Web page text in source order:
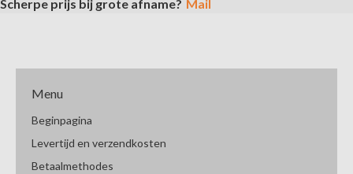
Scherpe prijs bij grote afname? Mail
Menu
Beginpagina
Levertijd en verzendkosten
Betaalmethodes